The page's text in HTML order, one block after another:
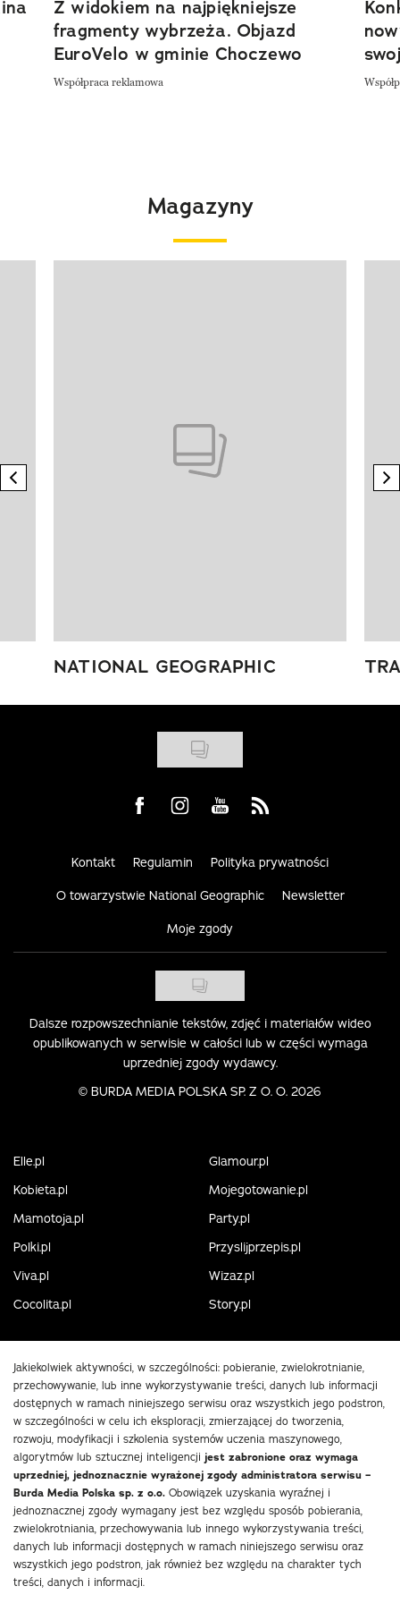
Z widokiem na najpiękniejsze
fragmenty wybrzeża. Objazd
EuroVelo w gminie Choczewo
Współpraca reklamowa
Magazyny
previous element
NATIONAL GEOGRAPHIC
Visit us on Facebook
Visit us on Instagram
Visit us on Youtube
Visit us on Rss
Kontakt Regulamin Polityka prywatności
O towarzystwie National Geographic Newsletter
Moje zgody
Dalsze rozpowszechnianie tekstów, zdjęć i materiałów wideo
opublikowanych w serwisie w całości lub w części wymaga
uprzedniej zgody wydawcy.
© BURDA MEDIA POLSKA SP. Z O. O. 2026
Elle.pl
Glamour.pl
Kobieta.pl
Mojegotowanie.pl
Mamotoja.pl
Party.pl
Polki.pl
Przyslijprzepis.pl
Viva.pl
Wizaz.pl
Cocolita.pl
Story.pl
Jakiekolwiek aktywności, w szczególności: pobieranie, zwielokrotnianie,
przechowywanie, lub inne wykorzystywanie treści, danych lub informacji
dostępnych w ramach niniejszego serwisu oraz wszystkich jego podstron,
w szczególności w celu ich eksploracji, zmierzającej do tworzenia,
rozwoju, modyfikacji i szkolenia systemów uczenia maszynowego,
algorytmów lub sztucznej inteligencji jest zabronione oraz wymaga
uprzedniej, jednoznacznie wyrażonej zgody administratora serwisu –
Burda Media Polska sp. z o.o. Obowiązek uzyskania wyraźnej i
jednoznacznej zgody wymagany jest bez względu sposób pobierania,
zwielokrotniania, przechowywania lub innego wykorzystywania treści,
danych lub informacji dostępnych w ramach niniejszego serwisu oraz
wszystkich jego podstron, jak również bez względu na charakter tych
treści, danych i informacji.